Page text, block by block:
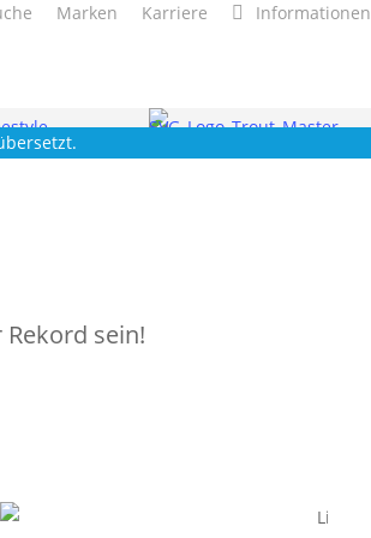
Marken Karriere Informationen
sein!